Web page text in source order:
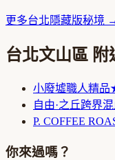
更多台北隱藏版秘境
台北文山區 附
小廢墟職人精品
自由·之丘跨界混
P. COFFEE
你來過嗎？